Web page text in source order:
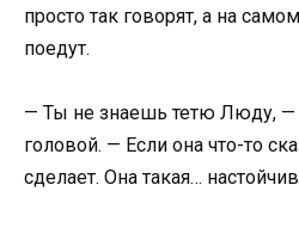
просто так говорят, а на
поедут.
— Ты не знаешь тетю Люду, —
головой. — Если она что-то
сделает. Она такая…